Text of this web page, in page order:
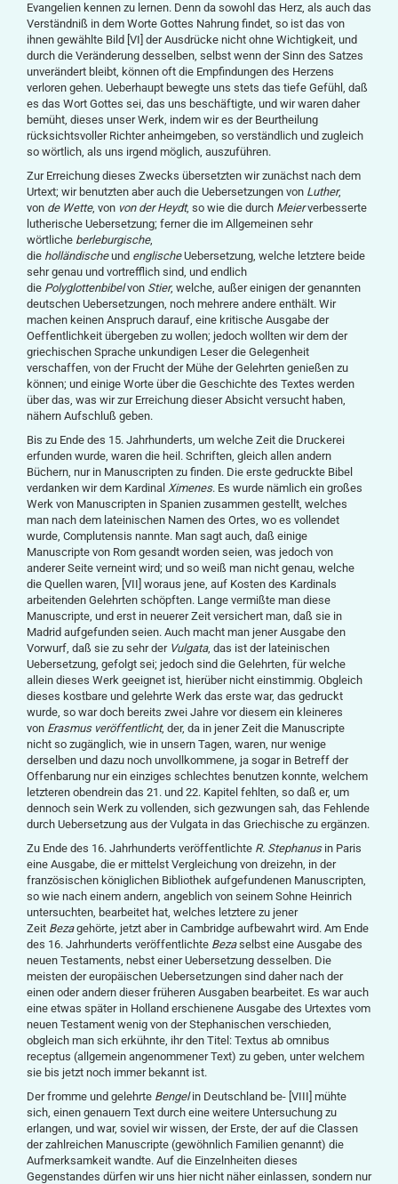
Evangelien kennen zu lernen. Denn da sowohl das Herz, als auch das
Verständniß in dem Worte Gottes Nahrung findet, so ist das von
ihnen gewählte Bild [VI] der Ausdrücke nicht ohne Wichtigkeit, und
durch die Veränderung desselben, selbst wenn der Sinn des Satzes
unverändert bleibt, können oft die Empfindungen des Herzens
verloren gehen. Ueberhaupt bewegte uns stets das tiefe Gefühl, daß
es das Wort Gottes sei, das uns beschäftigte, und wir waren daher
bemüht, dieses unser Werk, indem wir es der Beurtheilung
rücksichtsvoller Richter anheimgeben, so verständlich und zugleich
so wörtlich, als uns irgend möglich, auszuführen.
Zur Erreichung dieses Zwecks übersetzten wir zunächst nach dem
Urtext; wir benutzten aber auch die Uebersetzungen von Luther,
von de Wette, von von der Heydt, so wie die durch Meierverbesserte
lutherische Uebersetzung; ferner die im Allgemeinen sehr
wörtliche berleburgische,
die holländischeund englische Uebersetzung, welche letztere beide
sehr genau und vortrefflich sind, und endlich
die Polyglottenbibelvon Stier, welche, außer einigen der genannten
deutschen Uebersetzungen, noch mehrere andere enthält. Wir
machen keinen Anspruch darauf, eine kritische Ausgabe der
Oeffentlichkeit übergeben zu wollen; jedoch wollten wir dem der
griechischen Sprache unkundigen Leser die Gelegenheit
verschaffen, von der Frucht der Mühe der Gelehrten genießen zu
können; und einige Worte über die Geschichte des Textes werden
über das, was wir zur Erreichung dieser Absicht versucht haben,
nähern Aufschluß geben.
Bis zu Ende des 15. Jahrhunderts, um welche Zeit die Druckerei
erfunden wurde, waren die heil. Schriften, gleich allen andern
Büchern, nur in Manuscripten zu finden. Die erste gedruckte Bibel
verdanken wir dem Kardinal Ximenes. Es wurde nämlich ein großes
Werk von Manuscripten in Spanien zusammen gestellt, welches
man nach dem lateinischen Namen des Ortes, wo es vollendet
wurde, Complutensis nannte. Man sagt auch, daß einige
Manuscripte von Rom gesandt worden seien, was jedoch von
anderer Seite verneint wird; und so weiß man nicht genau, welche
die Quellen waren, [VII] woraus jene, auf Kosten des Kardinals
arbeitenden Gelehrten schöpften. Lange vermißte man diese
Manuscripte, und erst in neuerer Zeit versichert man, daß sie in
Madrid aufgefunden seien. Auch macht man jener Ausgabe den
Vorwurf, daß sie zu sehr der Vulgata, das ist der lateinischen
Uebersetzung, gefolgt sei; jedoch sind die Gelehrten, für welche
allein dieses Werk geeignet ist, hierüber nicht einstimmig. Obgleich
dieses kostbare und gelehrte Werk das erste war, das gedruckt
wurde, so war doch bereits zwei Jahre vor diesem ein kleineres
von Erasmus veröffentlicht, der, da in jener Zeit die Manuscripte
nicht so zugänglich, wie in unsern Tagen, waren, nur wenige
derselben und dazu noch unvollkommene, ja sogar in Betreff der
Offenbarung nur ein einziges schlechtes benutzen konnte, welchem
letzteren obendrein das 21. und 22. Kapitel fehlten, so daß er, um
dennoch sein Werk zu vollenden, sich gezwungen sah, das Fehlende
durch Uebersetzung aus der Vulgata in das Griechische zu ergänzen.
Zu Ende des 16. Jahrhunderts veröffentlichte R. Stephanus in Paris
eine Ausgabe, die er mittelst Vergleichung von dreizehn, in der
französischen königlichen Bibliothek aufgefundenen Manuscripten,
so wie nach einem andern, angeblich von seinem Sohne Heinrich
untersuchten, bearbeitet hat, welches letztere zu jener
Zeit Bezagehörte, jetzt aber in Cambridge aufbewahrt wird. Am Ende
des 16. Jahrhunderts veröffentlichte Bezaselbst eine Ausgabe des
neuen Testaments, nebst einer Uebersetzung desselben. Die
meisten der europäischen Uebersetzungen sind daher nach der
einen oder andern dieser früheren Ausgaben bearbeitet. Es war auch
eine etwas später in Holland erschienene Ausgabe des Urtextes vom
neuen Testament wenig von der Stephanischen verschieden,
obgleich man sich erkühnte, ihr den Titel: Textus ab omnibus
receptus (allgemein angenommener Text) zu geben, unter welchem
sie bis jetzt noch immer bekannt ist.
Der fromme und gelehrte Bengelin Deutschland be- [VIII] mühte
sich, einen genauern Text durch eine weitere Untersuchung zu
erlangen, und war, soviel wir wissen, der Erste, der auf die Classen
der zahlreichen Manuscripte (gewöhnlich Familien genannt) die
Aufmerksamkeit wandte. Auf die Einzelnheiten dieses
Gegenstandes dürfen wir uns hier nicht näher einlassen, sondern nur